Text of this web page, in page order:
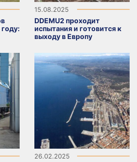
15.08.2025
DDEMU2 проходит
испытания и готовится к
выходу в Европу
26.02.2025